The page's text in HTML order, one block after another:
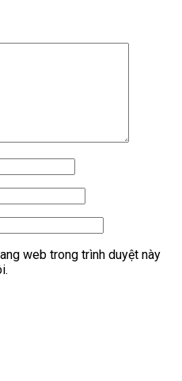
web trong trình duyệt này